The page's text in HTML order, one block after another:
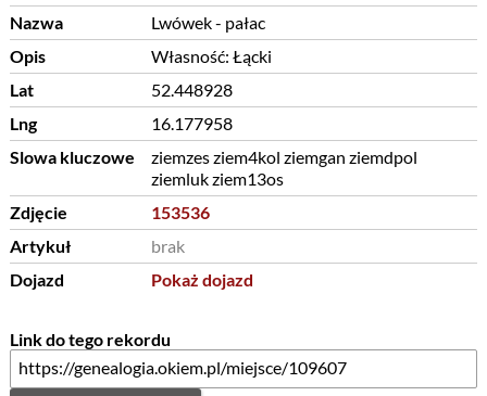
Nazwa
Lwówek - pałac
Opis
Własność: Łącki
Lat
52.448928
Lng
16.177958
Slowa kluczowe
ziemzes ziem4kol ziemgan ziemdpol
ziemluk ziem13os
Zdjęcie
153536
Artykuł
brak
Dojazd
Pokaż dojazd
Link do tego rekordu